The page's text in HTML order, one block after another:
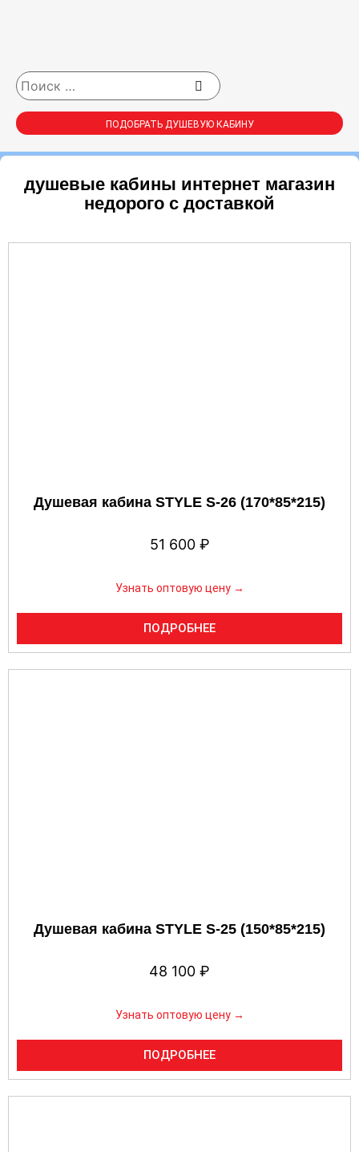
ПОДОБРАТЬ ДУШЕВУЮ КАБИНУ
душевые кабины интернет магазин
недорого с доставкой
Душевая кабина STYLE S-26 (170*85*215)
51 600 ₽
Узнать оптовую цену →
ПОДРОБНЕЕ
Душевая кабина STYLE S-25 (150*85*215)
48 100 ₽
Узнать оптовую цену →
ПОДРОБНЕЕ